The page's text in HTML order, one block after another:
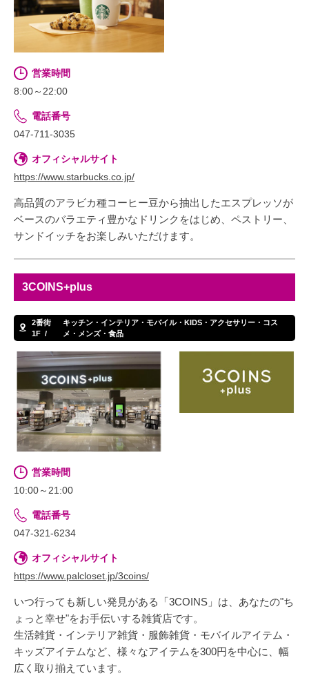
営業時間
8:00～22:00
電話番号
047-711-3035
オフィシャルサイト
https://www.starbucks.co.jp/
高品質のアラビカ種コーヒー豆から抽出したエスプレッソが
ベースのバラエティ豊かなドリンクをはじめ、ペストリー、
サンドイッチをお楽しみいただけます。
3COINS+plus
2番街
1F
キッチン・インテリア・モバイル・KIDS・アクセサリー・コス
メ・メンズ・食品
営業時間
10:00～21:00
電話番号
047-321-6234
オフィシャルサイト
https://www.palcloset.jp/3coins/
いつ行っても新しい発見がある「3COINS」は、あなたの"ち
ょっと幸せ"をお手伝いする雑貨店です。
生活雑貨・インテリア雑貨・服飾雑貨・モバイルアイテム・
キッズアイテムなど、様々なアイテムを300円を中心に、幅
広く取り揃えています。